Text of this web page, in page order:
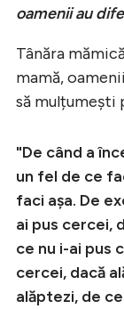
oamenii au
Tânăra
mamă,
să mulțumești
"De când a
un fel de ce
faci așa. De
ai pus cercei,
ce nu i-ai pus
cercei, dacă
alăptezi, de